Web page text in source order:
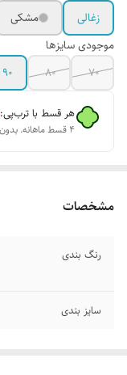
زغالی
مشکی
موجودی سایزها
70
80
90
هر قسط با ترب‌پی:
۴ قسط ماهانه. بدون سود، چک و ضامن.
مشخصات
رنگ بندی
سایز بندی